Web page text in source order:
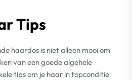
Tips
haardos is niet alleen mooi om
van een goede algehele
tips om je haar in topconditie